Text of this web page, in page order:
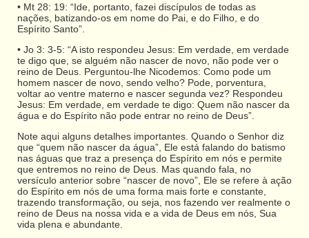
• Mt 28: 19: “Ide, portanto, fazei discípulos de todas as
nações, batizando-os em nome do Pai, e do Filho, e do
Espírito Santo”.
• Jo 3: 3-5: “A isto respondeu Jesus: Em verdade, em verdade
te digo que, se alguém não nascer de novo, não pode ver o
reino de Deus. Perguntou-lhe Nicodemos: Como pode um
homem nascer de novo, sendo velho? Pode, porventura,
voltar ao ventre materno e nascer segunda vez? Respondeu
Jesus: Em verdade, em verdade te digo: Quem não nascer da
água e do Espírito não pode entrar no reino de Deus”.
Note aqui alguns detalhes importantes. Quando o Senhor diz
que “quem não nascer da água”, Ele está falando do batismo
nas águas que traz a presença do Espírito em nós e permite
que entremos no reino de Deus. Mas quando fala, no
versículo anterior sobre “nascer de novo”, Ele se refere à ação
do Espírito em nós de uma forma mais forte e constante,
trazendo transformação, ou seja, nos fazendo ver realmente o
reino de Deus na nossa vida e a vida de Deus em nós, Sua
vida plena e abundante.